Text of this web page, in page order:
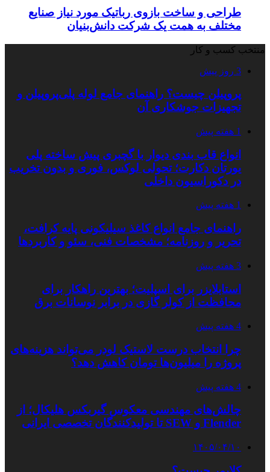
طراحی و ساخت بازوی رباتیک مورد نیاز صنایع
مختلف به همت یک شرکت دانش‌بنیان
منتخب کسب و کار
3 روز پیش
پروپیلن چیست؟ راهنمای جامع لوله پلی‌پروپیلن و
تجهیزات جوشکاری آن
1 هفته پیش
انواع قاب بندی دیوار با گچبری پیش ساخته پلی
یورتان دکارت؛ تحولی لوکس، فوری و بدون تخریب
در دکوراسیون داخلی
1 هفته پیش
راهنمای جامع انواع کاغذ سیلیکونی پایه کرافت،
تحریر و روزنامه؛ مشخصات فنی، سئو و کاربردها
3 هفته پیش
استابلایزر برای اسپلیت؛ بهترین راهکار برای
محافظت از کولر گازی در برابر نوسانات برق
4 هفته پیش
چرا انتخاب درست لاستیک لودر می‌تواند هزینه‌های
پروژه را میلیون‌ها تومان کاهش دهد؟
4 هفته پیش
چالش‌های مهندسی معکوس گیربکس هلیکال؛ از
Flender و SEW تا تولیدکنندگان تخصصی ایرانی
۱۴۰۵/۰۴/۱۰